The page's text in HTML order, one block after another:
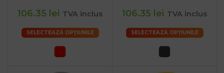
106.35 lei TVA inclus
SELECTEAZĂ OPȚIUNILE
106.35 lei TVA inclus
SELECTEAZĂ OPȚIUNILE